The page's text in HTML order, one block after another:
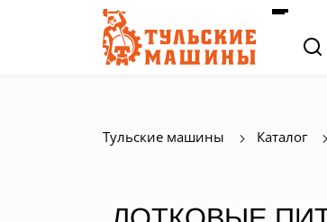
Тульские машины Каталог